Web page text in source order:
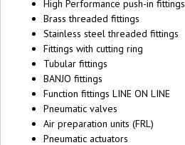
High Performance push-in fittings
Brass threaded fittings
Stainless steel threaded fittings
Fittings with cutting ring
Tubular fittings
BANJO fittings
Function fittings LINE ON LINE
Pneumatic valves
Air preparation units (FRL)
Pneumatic actuators